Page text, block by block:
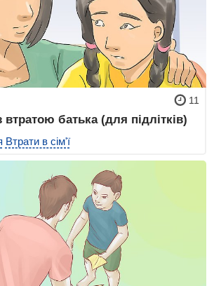
11
втратою батька (для підлітків)
Втрати в сім'ї